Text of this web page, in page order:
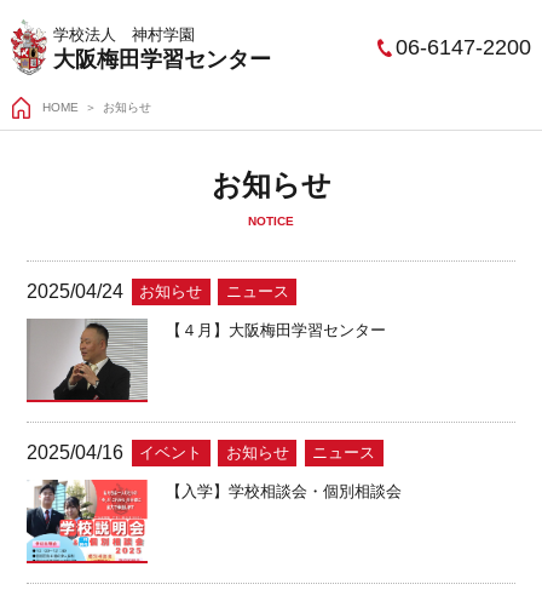
学校法人 神村学園
大阪梅田学習センター 06-6147-2200
HOME お知らせ
お知らせ
NOTICE
2025/04/24 お知らせ ニュース
【４月】大阪梅田学習センター
2025/04/16 イベント お知らせ ニュース
【入学】学校相談会・個別相談会